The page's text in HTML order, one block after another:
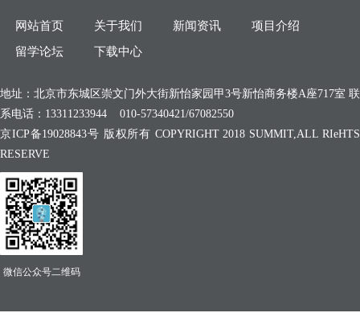
网站首页 关于我们 新闻资讯
项目介绍
留学论坛
下载中心
地址：北京市东城区崇文门外大街新怡家园甲3号新怡商务楼A座717室 联
系电话：13311233944 010-57340421/67082550
京ICP备19028843号 版权所有 COPYRIGHT 2018 SUMMIT,ALL RIeHTS
RESERVE
微信公众号二维码